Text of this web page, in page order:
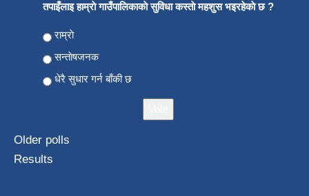
तपाइँलाइ हाम्राे गाउँपालिकाकाे सुविधा कस्ताे महशुस भइरहेकाे छ ?
Choices
राम्राे
सन्ताेषजनक
धेरै सुधार गर्न बाँकी छ
Older polls
Results